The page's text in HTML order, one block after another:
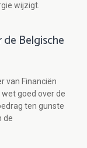
wijzigt.
Belgische
van Financiën
goed over de
ten gunste
de